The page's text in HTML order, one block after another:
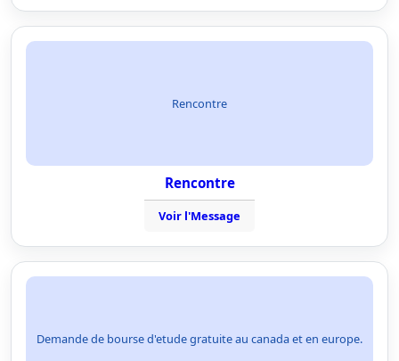
Rencontre
Rencontre
Voir l'Message
Demande de bourse d'etude gratuite au canada et en europe.